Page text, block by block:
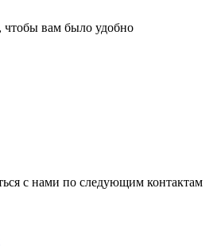
, чтобы вам было удобно
с нами по следующим контактам